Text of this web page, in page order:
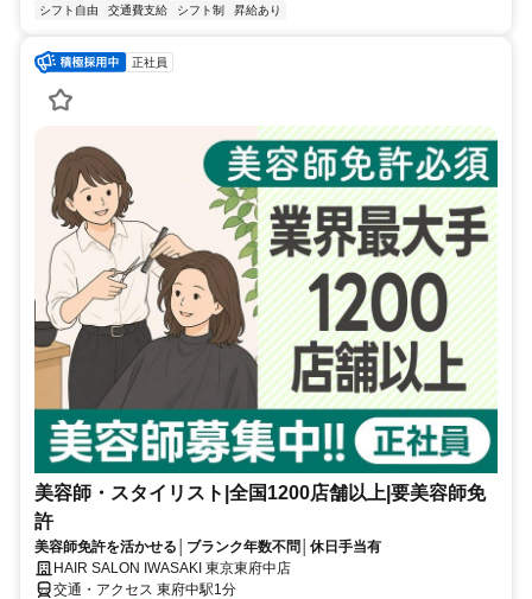
シフト自由 交通費支給 シフト制 昇給あり
正社員
美容師・スタイリスト|全国1200店舗以上|要美容師免
許
美容師免許を活かせる│ブランク年数不問│休日手当有
HAIR SALON IWASAKI 東京東府中店
交通・アクセス 東府中駅1分